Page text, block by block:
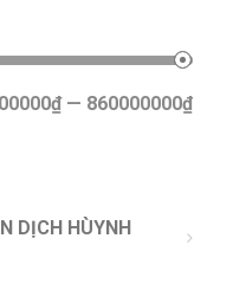
— 860000000₫
DỊCH HÙYNH